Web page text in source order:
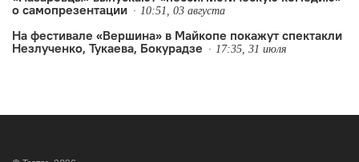
о самопрезентации
10:51, 03 августа
На фестивале «Вершина» в Майкопе покажут спектакли
Незлученко, Тукаева, Бокурадзе
17:35, 31 июля